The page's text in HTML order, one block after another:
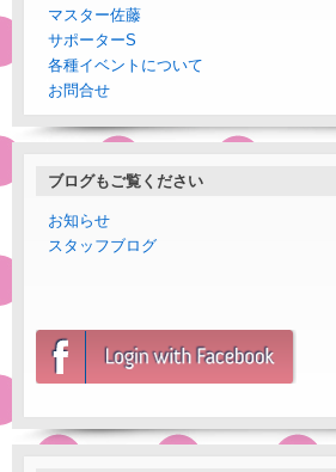
マスター佐藤
サポーターS
各種イベントについて
お問合せ
ブログもご覧ください
お知らせ
スタッフブログ